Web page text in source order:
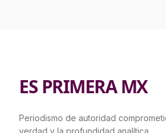
ES PRIMERA MX
Periodismo de autoridad
verdad y la profundidad analítica.